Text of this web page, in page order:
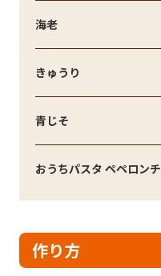
海老
きゅうり
青じそ
おうちパスタ ペペロン
作り方